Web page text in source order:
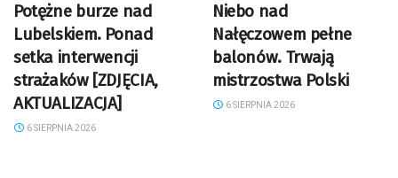
Potężne burze nad
Lubelskiem. Ponad
setka interwencji
strażaków [ZDJĘCIA,
AKTUALIZACJA]
6 SIERPNIA 2026
Niebo nad
Nałęczowem pełne
balonów. Trwają
mistrzostwa Polski
6 SIERPNIA 2026